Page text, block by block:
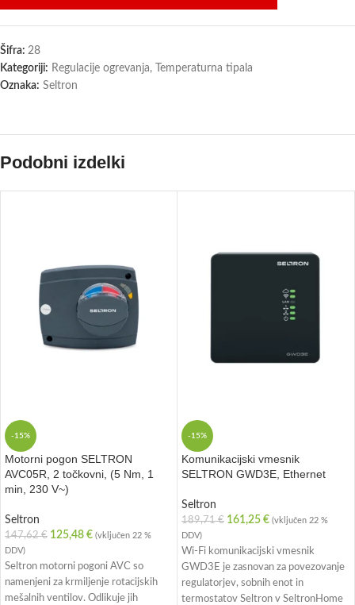
Šifra: 28
Kategoriji: Regulacije ogrevanja,
Temperaturna tipala
Oznaka: Seltron
Podobni izdelki
-15%
Motorni pogon SELTRON
AVC05R, 2 točkovni, (5 Nm, 1
min, 230 V~)
Seltron
147,62€ 125,48 € (vključen 22 %
DDV)
Seltron motorni pogoni AVC so
namenjeni za krmiljenje rotacijskih
mešalnih ventilov. Odlikuje jih
-15%
Komunikacijski vmesnik
SELTRON GWD3E, Ethernet
Seltron
189,71€ 161,25 € (vključen 22 %
DDV)
Wi-Fi komunikacijski vmesnik
GWD3E je zasnovan za povezovanje
regulatorjev, sobnih enot in
termostatov Seltron v SeltronHome